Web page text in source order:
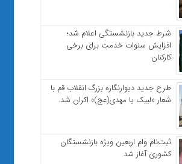
شرط جدید بازنشستگی اعلام شد؛
افزایش سنوات خدمت برای برخی
کارکنان
طرح جدید دیوارنگاره بزرگ انقلاب قم با
شعار «لبیک یا مهدی(عج)» اکران شد.
ثبت‌نام وام اربعین ویژه بازنشستگان
کشوری آغاز شد